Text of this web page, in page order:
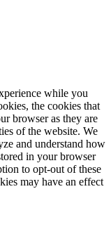
while you
the cookies that
browser as they are
of the website. We
and understand how
in your browser
to opt-out of these
may have an effect